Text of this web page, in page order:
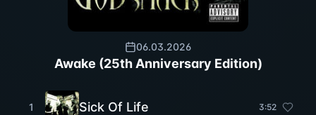
06.03.2026
Awake (25th Anniversary Edition)
1 Sick Of Life 3:52